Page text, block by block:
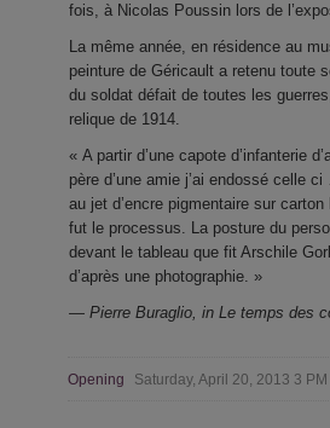
fois, à Nicolas Poussin lors de
La même année, en résidence au
peinture de Géricault a retenu toute
du soldat défait de toutes les
relique de 1914.
« A partir d’une capote d’infanterie
père d’une amie j’ai endossé celle
au jet d’encre pigmentaire sur
fut le processus. La posture du
devant le tableau que fit Arschile
d’après une photographie. »
— Pierre Buraglio, in Le temps des
Opening Saturday, April 20, 2013 3